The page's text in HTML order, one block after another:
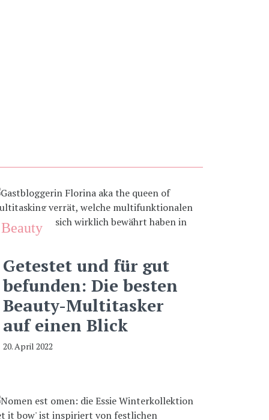
Beauty
Getestet und für gut
befunden: Die besten
Beauty-Multitasker
auf einen Blick
20. April 2022